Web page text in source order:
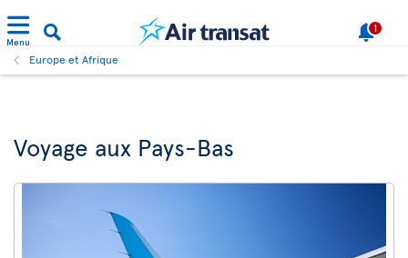
Menu
1
Europe et Afrique
Voyage aux Pays-Bas